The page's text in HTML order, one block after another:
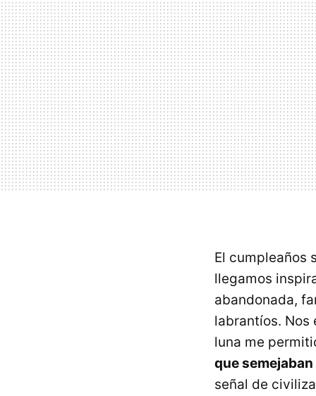
El cumpleaños
llegamos
abandonada,
labrantíos. Nos
luna me
que
señal de